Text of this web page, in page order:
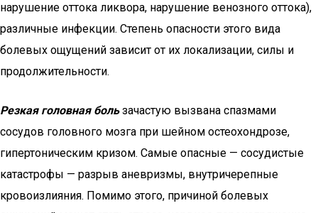
нарушение оттока ликвора, нарушение венозного оттока),
различные инфекции. Степень опасности этого вида
болевых ощущений зависит от их локализации, силы и
продолжительности.
Резкая головная бользачастую вызвана спазмами
сосудов головного мозга при шейном остеохондрозе,
гипертоническим кризом. Самые опасные — сосудистые
катастрофы — разрыв аневризмы, внутричерепные
кровоизлияния. Помимо этого, причиной болевых